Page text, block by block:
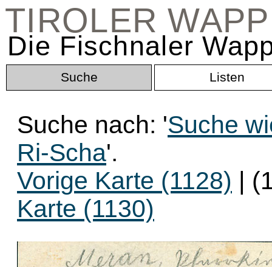
TIROLER
Die Fischnaler
Suche Listen
Suche nach: 'Suche
Ri-Scha'.
Vorige Karte (1128) |
Karte (1130)